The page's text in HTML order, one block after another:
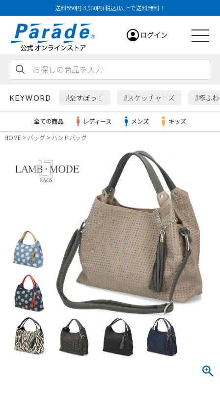
送料550円 3,980円(税込)以上で送料無料！
ログイン
KEYWORD #楽すぽっ！ #スケッチャーズ #極ふ
レディース
レインシューズ
パンプス
スニーカー
ローファー
カジュアルシューズ
すべての商品
サンダル
レインシューズ
スニーカー
ビジネス・ドレスシューズ
ローファー
すべての商品
サンダル
レインシューズ
スニーカー
NEW
すべての商品
レディース新入荷
メンズ新入荷
SALE
すべての商品
レディースSALE
バッグ
雑貨
全ての商品 レディース メンズ
キッズ
HOME
バッグ ハンドバッグ